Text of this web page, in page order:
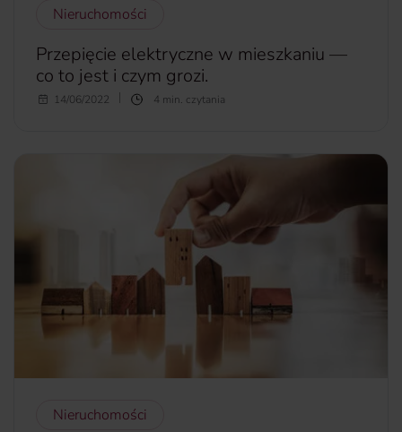
Nieruchomości
Przepięcie elektryczne w mieszkaniu —
co to jest i czym grozi.
Z prądem nie ma żartów. Od maleńkości tłumaczymy
być dla nas sporym zaskoczeniem. Mamy tu na myśli
przepięcie elektryczne w mieszkaniu. W dzisiejszym
artykule wyjaśniamy, na czym polega to zjawisko, jakie są
jego przyczyny i czym może skutkować.
14/06/2022 4 min. czytania
Nieruchomości